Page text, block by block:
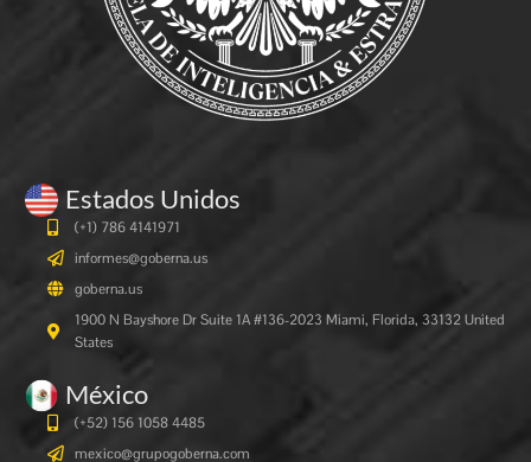
Estados Unidos
(+1) 786 4141971
informes@goberna.us
goberna.us
1900 N Bayshore Dr Suite 1A #136-2023 Miami, Florida, 33132 United
States
México
(+52) 156 1058 4485
mexico@grupogoberna.com